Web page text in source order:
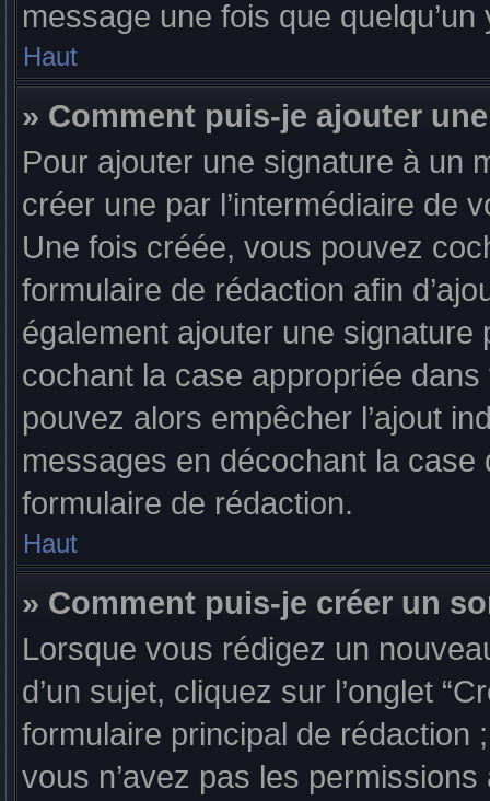
message une fois que
Haut
» Comment puis-je ajouter
Pour ajouter une signature à un
créer une par l’intermédiaire de
Une fois créée, vous pouvez
formulaire de rédaction afin
également ajouter une
cochant la case appropriée
pouvez alors empêcher l’ajout
messages en décochant la case
formulaire de rédaction.
Haut
» Comment puis-je créer un
Lorsque vous rédigez un
d’un sujet, cliquez sur l’onglet
formulaire principal de rédaction
vous n’avez pas les